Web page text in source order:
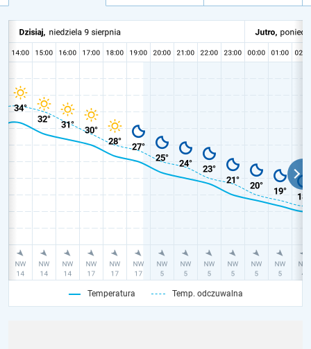
Temperatura Temp. odczuwalna